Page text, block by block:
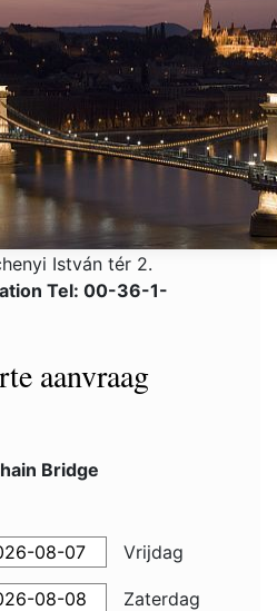
István tér 2.
Tel: 00-36-1-
aanvraag
Bridge
Vrijdag
Zaterdag